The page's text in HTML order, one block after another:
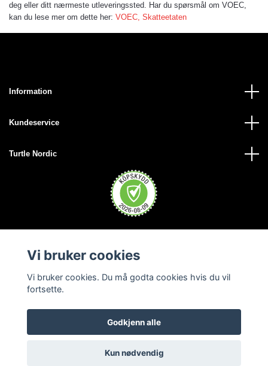
deg eller ditt nærmeste utleveringssted. Har du spørsmål om VOEC,
kan du lese mer om dette her: VOEC, Skatteetaten
Information
Kundeservice
Turtle Nordic
© 2026 Turtle Nordic - Norge
Vi bruker cookies
Vi bruker cookies. Du må godta cookies hvis du vil
fortsette.
Godkjenn alle
Kun nødvendig